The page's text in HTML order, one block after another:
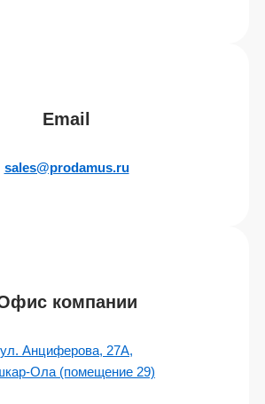
Email
sales@prodamus.ru
компании
ул. Анциферова, 27А,
Ола (помещение 29)